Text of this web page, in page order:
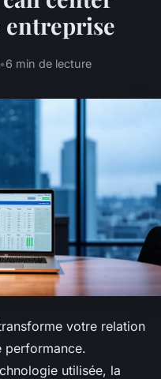
entreprise
•6 min de lecture
votre relation
performance.
utilisée, la